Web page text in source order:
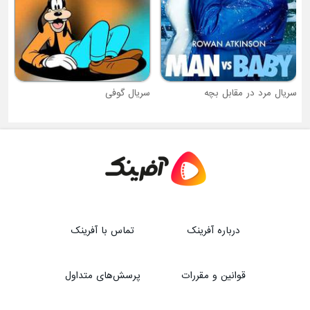
سریال مرد در مقابل بچه سریال گوفی
درباره آفرینک تماس با آفرینک
قوانین و مقررات پرسش‌های متداول